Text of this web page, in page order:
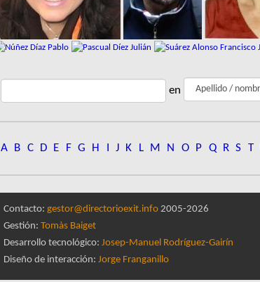
en
A B C D E F G H J K L M N O P Q R S T
Contacto: gestor@directorioexit.info 2005-2026
Gestión: Tomàs Baiget
Desarrollo tecnológico: Josep-Manuel Rodríguez-Gairín
Diseño de interacción: Jorge Franganillo